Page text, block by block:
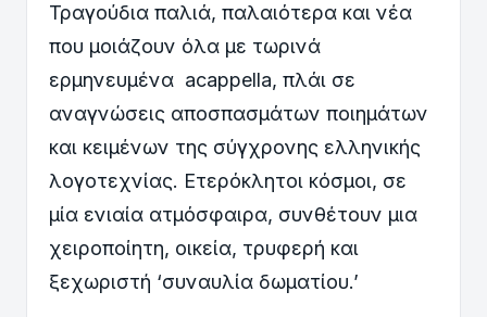
Τραγούδια παλιά, παλαιότερα και νέα
που μοιάζουν όλα με τωρινά
ερμηνευμένα acappella, πλάι σε
αναγνώσεις αποσπασμάτων ποιημάτων
και κειμένων της σύγχρονης ελληνικής
λογοτεχνίας. Ετερόκλητοι κόσμοι, σε
μία ενιαία ατμόσφαιρα, συνθέτουν μια
χειροποίητη, οικεία, τρυφερή και
ξεχωριστή ‘συναυλία δωματίου.’